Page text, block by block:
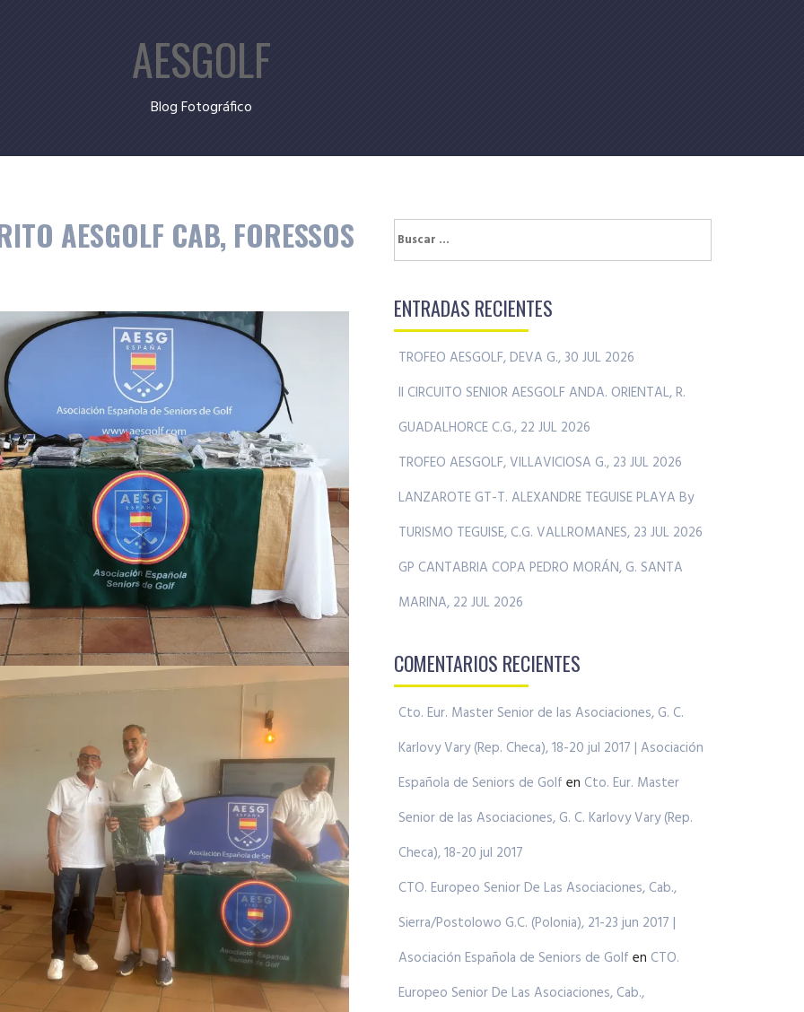
AESGOLF
Blog Fotográfico
AESGOLF CAB, FORESSOS Buscar:
ENTRADAS RECIENTES
TROFEO AESGOLF, DEVA G., 30 JUL 2026
II CIRCUITO SENIOR AESGOLF ANDA. ORIENTAL, R.
GUADALHORCE C.G., 22 JUL 2026
TROFEO AESGOLF, VILLAVICIOSA G., 23 JUL 2026
LANZAROTE GT-T. ALEXANDRE TEGUISE PLAYA By
TURISMO TEGUISE, C.G. VALLROMANES, 23 JUL 2026
GP CANTABRIA COPA PEDRO MORÁN, G. SANTA
MARINA, 22 JUL 2026
COMENTARIOS RECIENTES
Cto. Eur. Master Senior de las Asociaciones, G. C.
Karlovy Vary (Rep. Checa), 18-20 jul 2017 | Asociación
Española de Seniors de Golf en Cto. Eur. Master
Senior de las Asociaciones, G. C. Karlovy Vary (Rep.
Checa), 18-20 jul 2017
CTO. Europeo Senior De Las Asociaciones, Cab.,
Sierra/Postolowo G.C. (Polonia), 21-23 jun 2017 |
Asociación Española de Seniors de Golf en CTO.
Europeo Senior De Las Asociaciones, Cab.,